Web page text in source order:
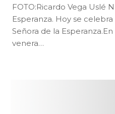
FOTO:Ricardo Vega Uslé
Esperanza. Hoy se
Señora de la
venera…